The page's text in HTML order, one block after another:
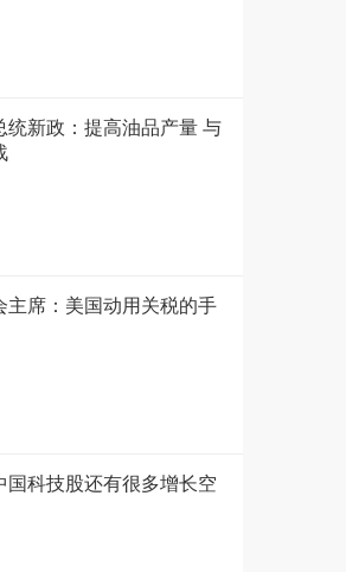
统新政：提高油品产量 与
主席：美国动用关税的手
国科技股还有很多增长空